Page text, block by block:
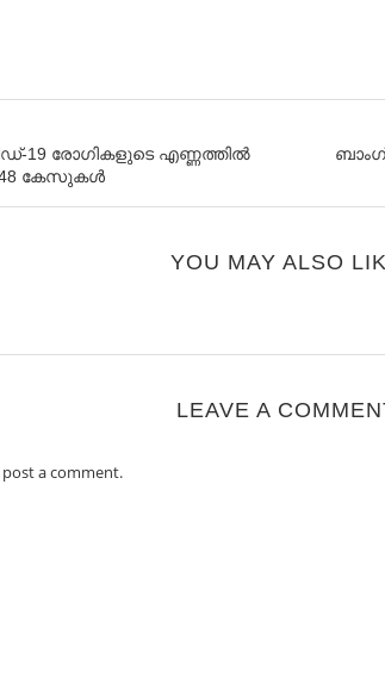
19 രോഗികളുടെ എണ്ണത്തിൽ
കേസുകൾ
YOU MAY ALSO
LEAVE A
a comment.